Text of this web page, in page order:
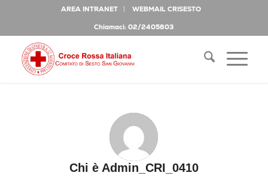
AREA INTRANET WEBMAIL CRISESTO
Chiamaci: 02/2405603
Chi è Admin_CRI_0410